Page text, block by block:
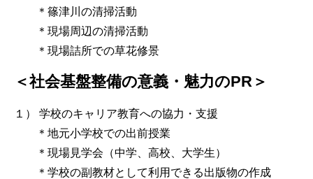
＊篠津川の清掃活動
＊現場周辺の清掃活動
＊現場詰所での草花修景
＜社会基盤整備の意義・魅力のPR＞
１） 学校のキャリア教育への協力・支援
＊地元小学校での出前授業
＊現場見学会（中学、高校、大学生）
＊学校の副教材として利用できる出版物の作成